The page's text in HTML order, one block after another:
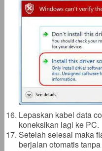
Lepaskan kabel data
koneksikan lagi ke PC.
Setelah selesai maka
berjalan otomatis